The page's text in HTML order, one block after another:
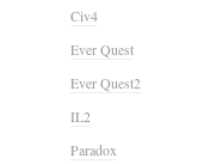
Civ4
Ever Quest
Ever Quest2
IL2
Paradox